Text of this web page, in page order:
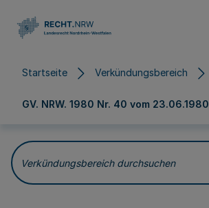
Startseite Verkündungsbereich
GV. NRW. 1980 Nr. 40 vom 23.06.1980
Verkündungsbereich durchsuchen